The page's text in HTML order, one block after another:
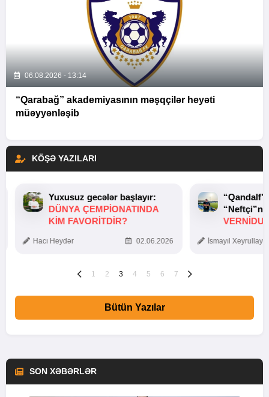
06.08.2026 - 13:14
“Qarabağ” akademiyasının məşqçilər heyəti
müəyyənləşib
KÖŞƏ YAZILARI
Yuxusuz gecələr başlayır:
DÜNYA ÇEMPIONATINDA
KIM FAVORITDIR?
Hacı Heydər 02.06.2026 İsmayıl
1 2 3 4 5 6 7
Bütün Yazılar
SON XƏBƏRLƏR